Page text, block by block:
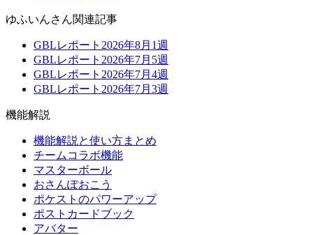
ゆふいんさん関連記事
GBLレポート2026年8月1週
GBLレポート2026年7月5週
GBLレポート2026年7月4週
GBLレポート2026年7月3週
機能解説
機能解説と使い方まとめ
チームコラボ機能
マスターボール
おさんぽおこう
ポケストのパワーアップ
ポストカードブック
アバター